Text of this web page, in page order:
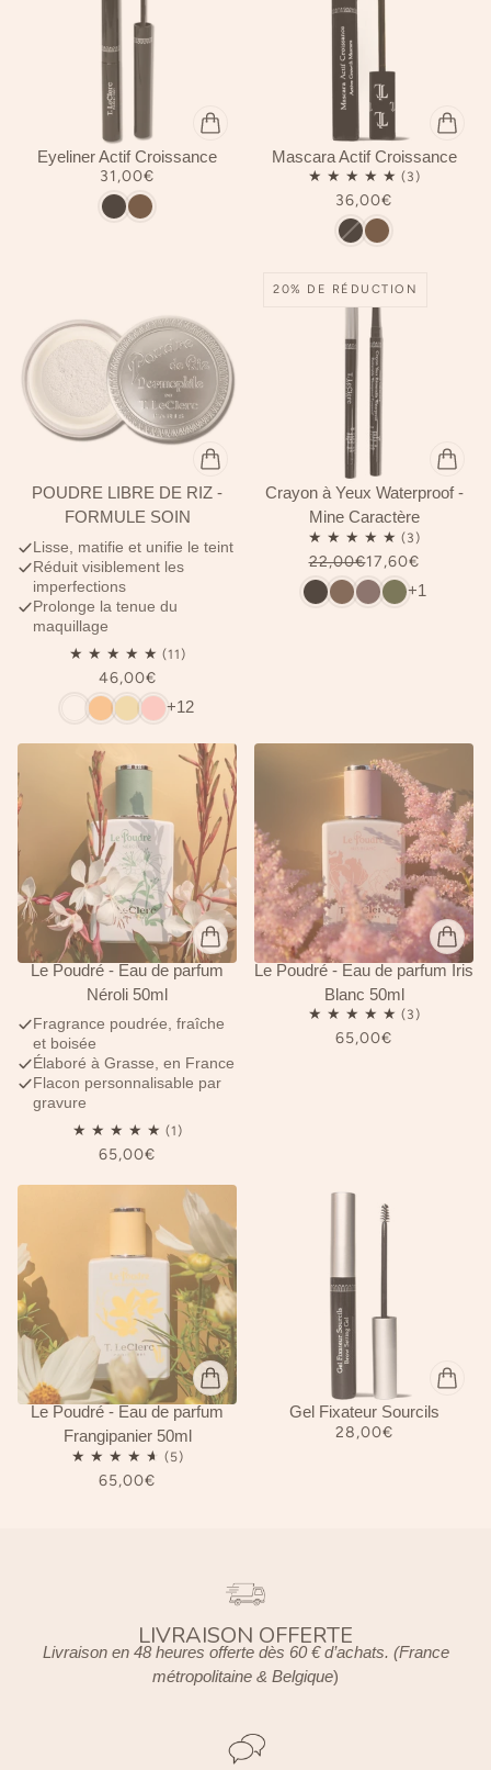
Eyeliner Actif Croissance
31,00€
Mascara Actif Croissance
36,00€
POUDRE LIBRE DE RIZ -
FORMULE SOIN
Lisse, matifie et unifie le teint
Réduit visiblement les
imperfections
Prolonge la tenue du
maquillage
46,00€
+12
20% DE RÉDUCTION
Crayon à Yeux Waterproof -
Mine Caractère
22,00€17,60€
+1
Le Poudré - Eau de parfum
Néroli 50ml
Fragrance poudrée, fraîche
et boisée
Élaboré à Grasse, en France
Flacon personnalisable par
gravure
65,00€
Le Poudré - Eau de parfum Iris
Blanc 50ml
65,00€
Le Poudré - Eau de parfum
Frangipanier 50ml
65,00€
Gel Fixateur Sourcils
28,00€
LIVRAISON OFFERTE
Livraison en 48 heures offerte dès 60 € d’achats. (France
métropolitaine & Belgique)